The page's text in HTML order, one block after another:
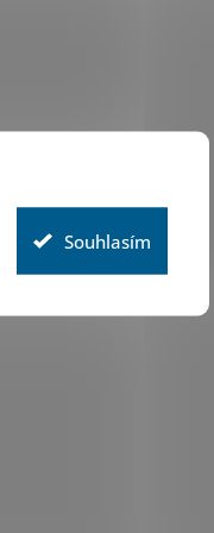
Souhlasím